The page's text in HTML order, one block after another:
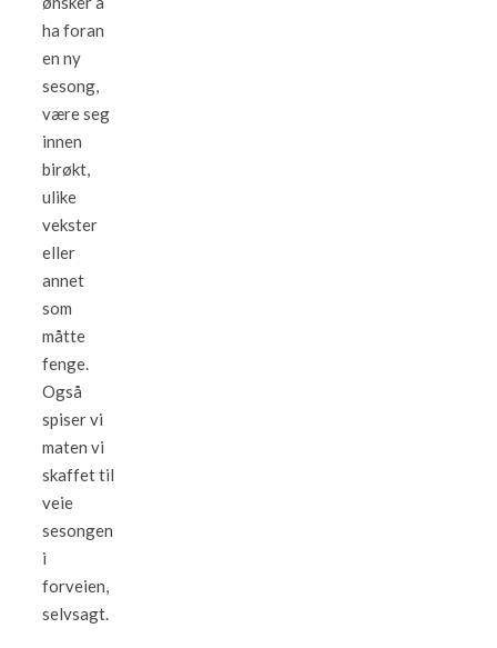
ha foran
en ny
sesong,
være seg
innen
birøkt,
ulike
vekster
eller
annet
som
måtte
fenge.
Også
spiser vi
maten vi
skaffet til
veie
sesongen
i
forveien,
selvsagt.